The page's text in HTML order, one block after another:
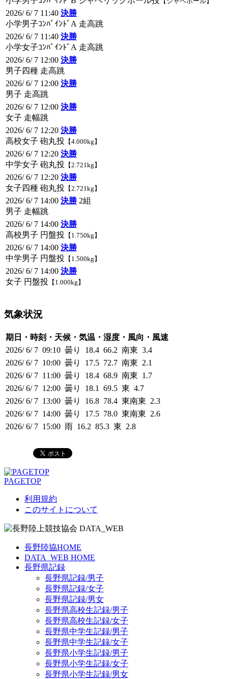
2026/ 6/ 7 11:40 決勝
小学男子ｺﾝﾊﾞｲﾝﾄﾞA 走高跳
2026/ 6/ 7 11:40 決勝
小学女子ｺﾝﾊﾞｲﾝﾄﾞA 走高跳
2026/ 6/ 7 12:00 決勝
男子四種 走高跳
2026/ 6/ 7 12:00 決勝
男子 走高跳
2026/ 6/ 7 12:00 決勝
女子 走幅跳
2026/ 6/ 7 12:20 決勝
高校女子 砲丸投 【4.000kg】
2026/ 6/ 7 12:20 決勝
中学女子 砲丸投 【2.721kg】
2026/ 6/ 7 12:20 決勝
女子四種 砲丸投 【2.721kg】
2026/ 6/ 7 14:00 決勝 2組
男子 走幅跳
2026/ 6/ 7 14:00 決勝
高校男子 円盤投 【1.750kg】
2026/ 6/ 7 14:00 決勝
中学男子 円盤投 【1.500kg】
2026/ 6/ 7 14:00 決勝
女子 円盤投 【1.000kg】
気象状況
期日・時刻・天候・気温・湿度・風向・風速
2026/ 6/ 7 09:10 曇り 18.4 66.2 南東 3.4
2026/ 6/ 7 10:00 曇り 17.5 72.7 南東 2.1
2026/ 6/ 7 11:00 曇り 18.4 68.9 南東 1.7
2026/ 6/ 7 12:00 曇り 18.1 69.5 東 4.7
2026/ 6/ 7 13:00 曇り 16.8 78.4 東南東 2.3
2026/ 6/ 7 14:00 曇り 17.5 78.0 東南東 2.6
2026/ 6/ 7 15:00 雨 16.2 85.3 東 2.8
PAGETOP
利用規約
このサイトについて
長野陸協HOME
DATA_WEB HOME
長野県記録
長野県記録/男子
長野県記録/女子
長野県記録/男女
長野県高校生記録/男子
長野県高校生記録/女子
長野県中学生記録/男子
長野県中学生記録/女子
長野県小学生記録/男子
長野県小学生記録/女子
長野県小学生記録/男女